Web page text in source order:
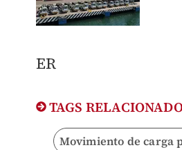
ER
TAGS
Movimiento de carga